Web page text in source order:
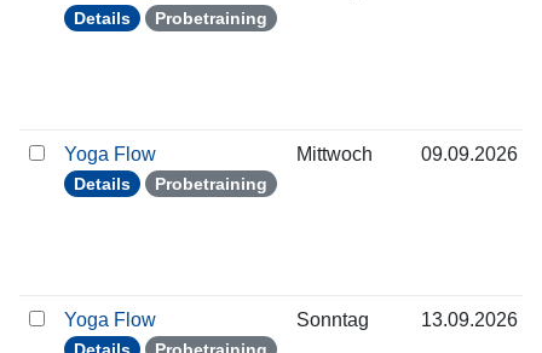
Details Probetraining
Yoga Flow
Details Probetraining
Mittwoch 09.09.2026
Yoga Flow Sonntag 13.09.2026